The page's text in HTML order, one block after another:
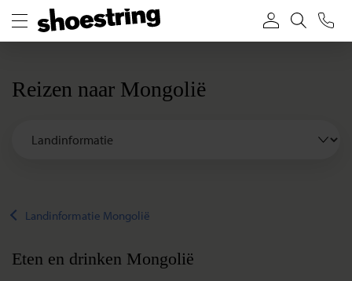
Reizen naar Mongolië
Landinformatie Mongolië
Eten en drinken Mongolië